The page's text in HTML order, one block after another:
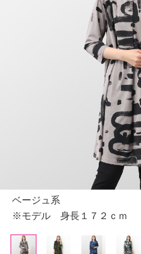
ベージュ系
※モデル 身長１７２ｃｍ